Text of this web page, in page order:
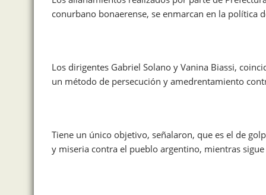
conurbano bonaerense, se enmarcan en la política
Los dirigentes Gabriel Solano y Vanina Biassi,
un método de persecución y amedrentamiento
Tiene un único objetivo, señalaron, que es el de
y miseria contra el pueblo argentino, mientras